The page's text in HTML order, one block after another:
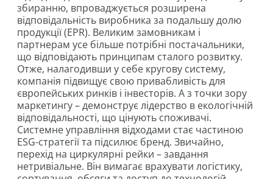
збиранню, впроваджується розширена
відповідальність виробника за подальшу долю
продукції (EPR). Великим замовникам і
партнерам усе більше потрібні постачальники,
що відповідають принципам сталого розвитку.
Отже, налагодивши у себе кругову систему,
компанія підвищує свою привабливість для
європейських ринків і інвесторів. А з точки зору
маркетингу – демонструє лідерство в екологічній
відповідальності, що цінують споживачі.
Системне управління відходами стає частиною
ESG-стратегії та підсилює бренд. Звичайно,
перехід на циркулярні рейки – завдання
нетривіальне. Він вимагає врахувати логістику,